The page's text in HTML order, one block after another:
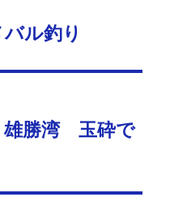
ル釣り
雄勝湾 玉砕で